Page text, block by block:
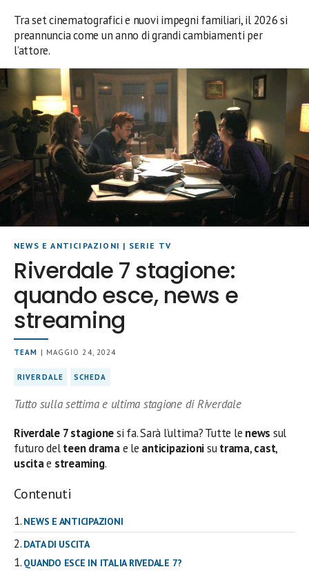
Tra set cinematografici e nuovi impegni familiari, il 2026 si
preannuncia come un anno di grandi cambiamenti per
l’attore.
NEWS E ANTICIPAZIONI | SERIE TV
Riverdale 7 stagione:
quando esce, news e
streaming
TEAM | MAGGIO 24, 2024
RIVERDALE SCHEDA
Tutto sulla settima e ultima stagione di Riverdale
Riverdale 7 stagionesi fa. Sarà l’ultima? Tutte le news sul
futuro delteen dramae le anticipazionisutrama,cast,
uscitae streaming.
Contenuti
NEWS E ANTICIPAZIONI
DATA DI USCITA
QUANDO ESCE IN ITALIA RIVEDALE 7?